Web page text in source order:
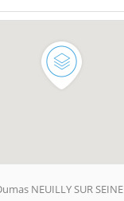
NEUILLY SUR SEINE